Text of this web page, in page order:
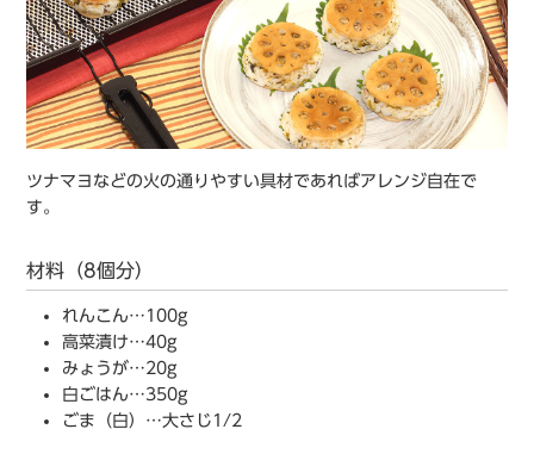
ツナマヨなどの火の通りやすい具材であればアレンジ自在で
す。
材料（8個分）
れんこん…100g
高菜漬け…40g
みょうが…20g
白ごはん…350g
ごま（白）…大さじ1/2